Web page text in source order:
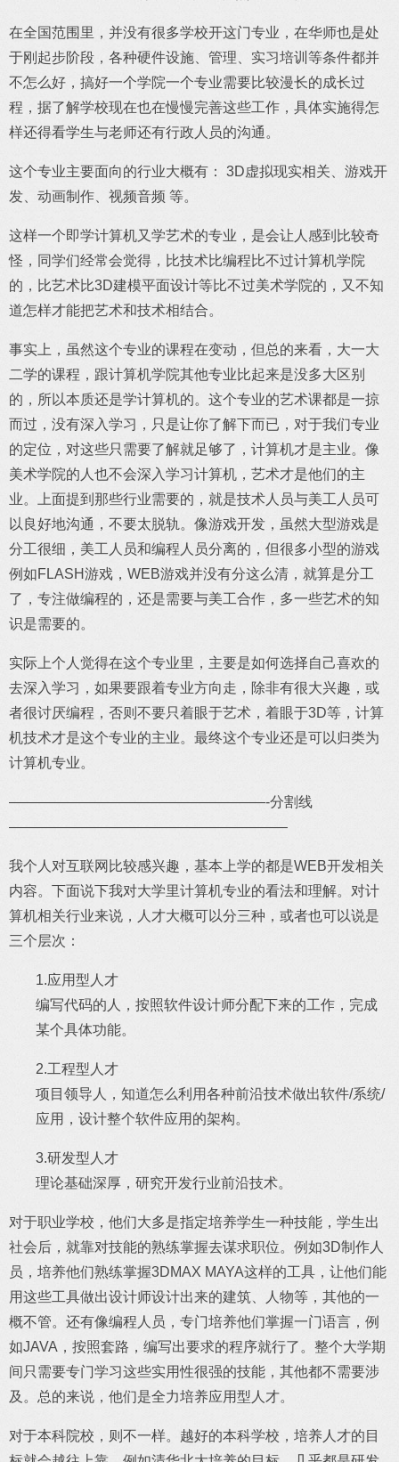
在全国范围里，并没有很多学校开这门专业，在华师也是处
于刚起步阶段，各种硬件设施、管理、实习培训等条件都并
不怎么好，搞好一个学院一个专业需要比较漫长的成长过
程，据了解学校现在也在慢慢完善这些工作，具体实施得怎
样还得看学生与老师还有行政人员的沟通。
这个专业主要面向的行业大概有： 3D虚拟现实相关、游戏开
发、动画制作、视频音频 等。
这样一个即学计算机又学艺术的专业，是会让人感到比较奇
怪，同学们经常会觉得，比技术比编程比不过计算机学院
的，比艺术比3D建模平面设计等比不过美术学院的，又不知
道怎样才能把艺术和技术相结合。
事实上，虽然这个专业的课程在变动，但总的来看，大一大
二学的课程，跟计算机学院其他专业比起来是没多大区别
的，所以本质还是学计算机的。这个专业的艺术课都是一掠
而过，没有深入学习，只是让你了解下而已，对于我们专业
的定位，对这些只需要了解就足够了，计算机才是主业。像
美术学院的人也不会深入学习计算机，艺术才是他们的主
业。上面提到那些行业需要的，就是技术人员与美工人员可
以良好地沟通，不要太脱轨。像游戏开发，虽然大型游戏是
分工很细，美工人员和编程人员分离的，但很多小型的游戏
例如FLASH游戏，WEB游戏并没有分这么清，就算是分工
了，专注做编程的，还是需要与美工合作，多一些艺术的知
识是需要的。
实际上个人觉得在这个专业里，主要是如何选择自己喜欢的
去深入学习，如果要跟着专业方向走，除非有很大兴趣，或
者很讨厌编程，否则不要只着眼于艺术，着眼于3D等，计算
机技术才是这个专业的主业。最终这个专业还是可以归类为
计算机专业。
——————————————————-分割线
———————————————————–
我个人对互联网比较感兴趣，基本上学的都是WEB开发相关
内容。下面说下我对大学里计算机专业的看法和理解。对计
算机相关行业来说，人才大概可以分三种，或者也可以说是
三个层次：
1.应用型人才
编写代码的人，按照软件设计师分配下来的工作，完成
某个具体功能。
2.工程型人才
项目领导人，知道怎么利用各种前沿技术做出软件/系统/
应用，设计整个软件应用的架构。
3.研发型人才
理论基础深厚，研究开发行业前沿技术。
对于职业学校，他们大多是指定培养学生一种技能，学生出
社会后，就靠对技能的熟练掌握去谋求职位。例如3D制作人
员，培养他们熟练掌握3DMAX MAYA这样的工具，让他们能
用这些工具做出设计师设计出来的建筑、人物等，其他的一
概不管。还有像编程人员，专门培养他们掌握一门语言，例
如JAVA，按照套路，编写出要求的程序就行了。整个大学期
间只需要专门学习这些实用性很强的技能，其他都不需要涉
及。总的来说，他们是全力培养应用型人才。
对于本科院校，则不一样。越好的本科学校，培养人才的目